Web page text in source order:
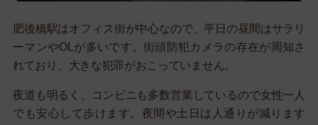
肥後橋駅はオフィス街が中心なので、平日の昼間はサラリ
ーマンやOLが多いです。街頭防犯カメラの存在が周知さ
れており、大きな犯罪がおこっていません。
夜道も明るく、コンビニも多数営業しているので女性一人
でも安心して歩けます。夜間や土日は人通りが減ります